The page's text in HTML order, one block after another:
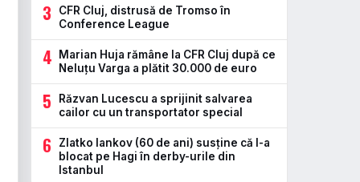
3
CFR Cluj, distrusă de Tromso în
Conference League
4
Marian Huja rămâne la CFR Cluj după ce
Neluțu Varga a plătit 30.000 de euro
5
Răzvan Lucescu a sprijinit salvarea
cailor cu un transportator special
6
Zlatko Iankov (60 de ani) susține că l-a
blocat pe Hagi în derby-urile din
Istanbul